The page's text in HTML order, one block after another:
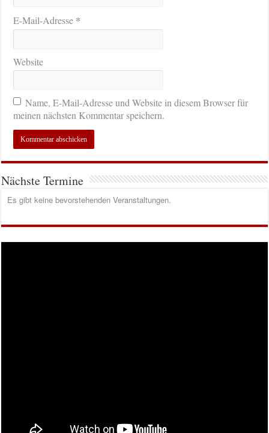
E-Mail-Adresse *
Website
Name, E-Mail-Adresse und Website in diesem Browser für
meinen nächsten Kommentar speichern.
Nächste Termine
Es gibt keine bevorstehenden Veranstaltungen.